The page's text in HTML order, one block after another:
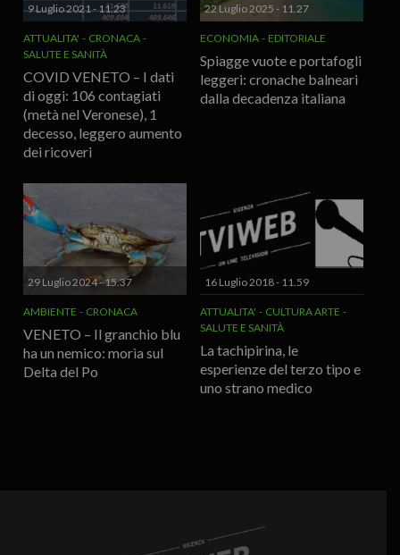
9 Luglio 2021 - 11.23
ATTUALITA'
CRONACA
SALUTE E SANITÀ
COVID VENETO – I dati
di oggi: 106 contagiati
(metà nel Veronese), 1
decesso, leggero aumento
dei ricoveri
22 Luglio 2025 - 11.27
ECONOMIA EDITORIALE
Spiagge vuote e portafogli
leggeri: cronache balneari
dalla decadenza italiana
29 Luglio 2024 - 15.37
AMBIENTE CRONACA
VENETO – Il granchio blu
ha un nemico: morìa sul
Delta del Po
16 Luglio 2018 - 11.59
ATTUALITA'
CULTURA ARTE
SALUTE E SANITÀ
La tachipirina, le
esperienze del terzo tipo e
uno strano medico